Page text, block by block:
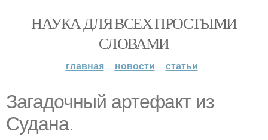
НАУКА ДЛЯ ВСЕХ ПРОСТЫМИ
СЛОВАМИ
главная новости статьи
Загадочный артефакт из
Судана.